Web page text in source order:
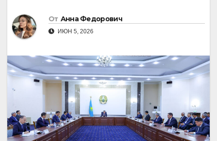
От Анна Федорович
ИЮН 5, 2026